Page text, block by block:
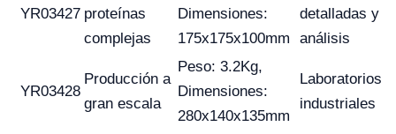
YR03427 proteínas
complejas
Dimensiones:
175x175x100mm
detalladas y
análisis
YR03428
Producción a
gran escala
Peso: 3.2Kg,
Dimensiones:
280x140x135mm
Laboratorios
industriales